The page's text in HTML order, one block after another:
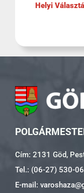
Helyi
Cím: 2131 Göd,
Tel.: (06-27) 530-
E-mail: